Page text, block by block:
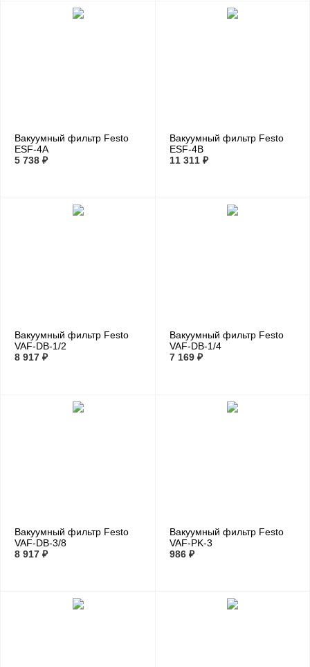
Вакуумный фильтр Festo
ESF-4A
5 738 ₽
Вакуумный фильтр Festo
ESF-4B
11 311 ₽
Вакуумный фильтр Festo
VAF-DB-1/2
8 917 ₽
Вакуумный фильтр Festo
VAF-DB-1/4
7 169 ₽
Вакуумный фильтр Festo
VAF-DB-3/8
8 917 ₽
Вакуумный фильтр Festo
VAF-PK-3
986 ₽